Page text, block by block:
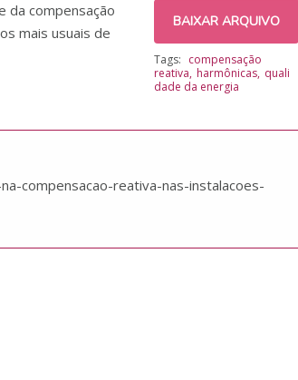
da compensação
mais usuais de
BAIXAR ARQUIVO
Tags: compensação
reativa harmônicas quali
dade da energia
compensacao-reativa-nas-instalacoes-